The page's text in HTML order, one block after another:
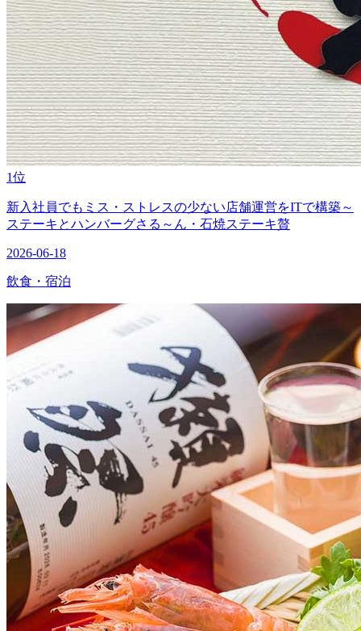
1位
新入社員でもミス・ストレスの少ない店舗運営をITで構築～
ステーキとハンバーグさる～ん・石焼ステーキ贅
2026-06-18
飲食・宿泊